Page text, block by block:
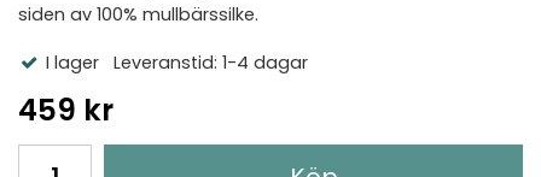
siden av 100% mullbärssilke.
I lager Leveranstid: 1-4 dagar
459 kr